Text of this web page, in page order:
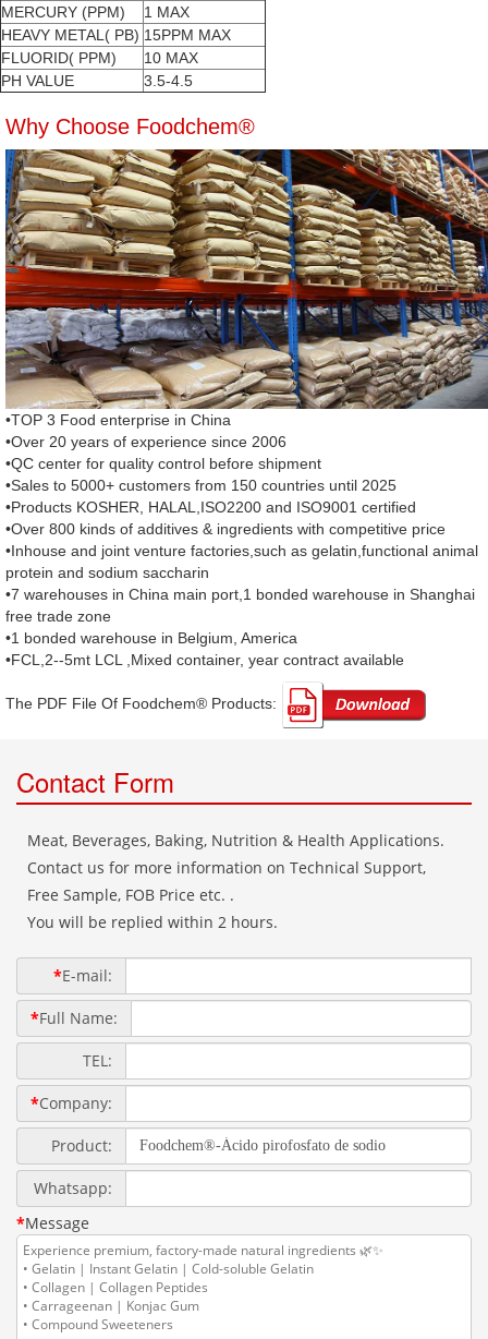
MERCURY (PPM)
1 MAX
HEAVY METAL( PB) 15PPM MAX
FLUORID( PPM)
10 MAX
PH VALUE
3.5-4.5
Why Choose Foodchem®
•TOP 3 Food enterprise in China
•Over 20 years of experience since 2006
•QC center for quality control before shipment
•Sales to 5000+ customers from 150 countries until 2025
•Products KOSHER, HALAL,ISO2200 and ISO9001 certified
•Over 800 kinds of additives & ingredients with competitive price
•Inhouse and joint venture factories,such as gelatin,functional animal
protein and sodium saccharin
•7 warehouses in China main port,1 bonded warehouse in Shanghai
free trade zone
•1 bonded warehouse in Belgium, America
•FCL,2--5mt LCL ,Mixed container, year contract available
The PDF File Of Foodchem® Products: